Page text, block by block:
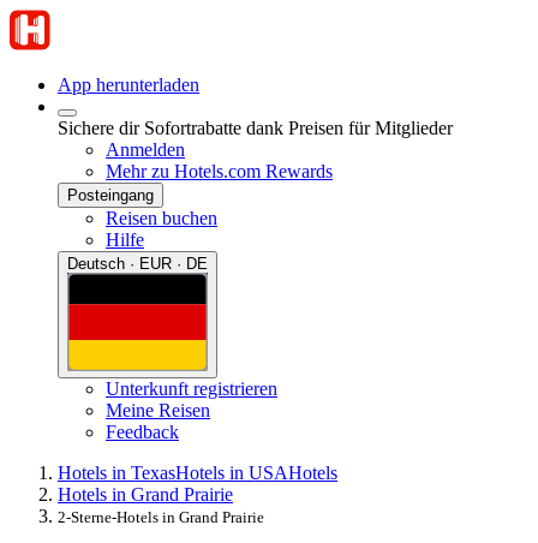
App herunterladen
Sichere dir Sofortrabatte dank Preisen für Mitglieder
Anmelden
Mehr zu Hotels.com Rewards
Posteingang
Reisen buchen
Hilfe
Deutsch · EUR · DE
Unterkunft registrieren
Meine Reisen
Feedback
Hotels in TexasHotels in USAHotels
Hotels in Grand Prairie
2-Sterne-Hotels in Grand Prairie